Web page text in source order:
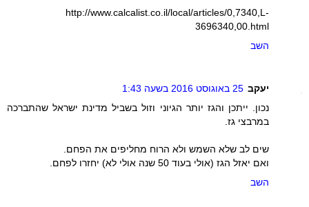
http://www.calcalist.co.il/local/articles/0,7340,L-
3696340,00.html
השב
יעקב 25 באוגוסט 2016 בשעה 1:43
נכון. ייתכן והגז יותר הגיוני וזול בשביל מדינת ישראל שהתברכה
במרבצי גז.
שים לב שלא השמש ולא הרוח מחליפים את הפחם.
ואם יאזל הגז (אולי בעוד 50 שנה אולי לא) יחזרו לפחם.
השב